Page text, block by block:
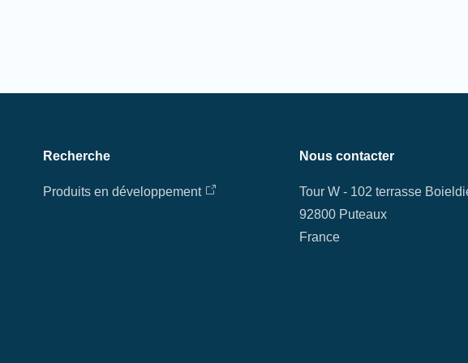
Recherche
Produits en développement
Nous contacter
Tour W - 102 terrasse
92800 Puteaux
France